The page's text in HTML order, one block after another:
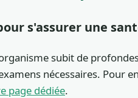
s'assurer une
subit de
nécessaires.
page dédiée.